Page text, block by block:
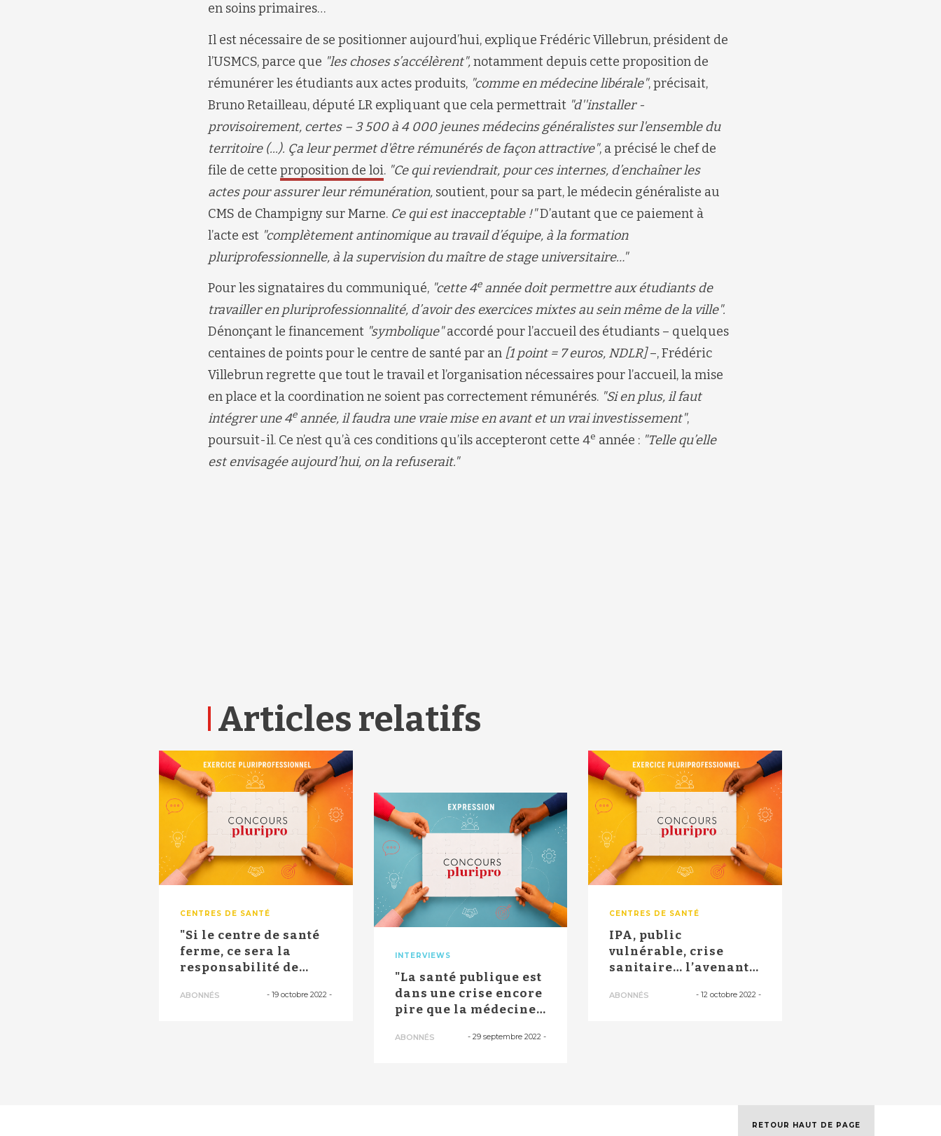
en soins primaires…
Il est nécessaire de se positionner aujourd’hui, explique Frédéric Villebrun, président de
l’USMCS, parce que "les choses s’accélèrent",notamment depuis cette proposition de
rémunérer les étudiants aux actes produits, "comme en médecine libérale", précisait,
Bruno Retailleau, député LR expliquant que cela permettrait "d''installer -
provisoirement, certes – 3 500 à 4 000 jeunes médecins généralistes sur l'ensemble du
territoire (...). Ça leur permet d'être rémunérés de façon attractive", a précisé le chef de
file de cette proposition de loi. "Ce qui reviendrait, pour ces internes, d’enchaîner les
actes pour assurer leur rémunération, soutient, pour sa part, le médecin généraliste au
CMS de Champigny sur Marne. Ce qui est inacceptable !"D’autant que ce paiement à
l’acte est "complètement antinomique au travail d’équipe, à la formation
pluriprofessionnelle, à la supervision du maître de stage universitaire…"
Pour les signataires du communiqué, "cette 4eannée doit permettre aux étudiants de
travailler en pluriprofessionnalité, d’avoir des exercices mixtes au sein même de la ville".
Dénonçant le financement "symbolique"accordé pour l’accueil des étudiants – quelques
centaines de points pour le centre de santé par an [1 point = 7 euros, NDLR]–, Frédéric
Villebrun regrette que tout le travail et l’organisation nécessaires pour l’accueil, la mise
en place et la coordination ne soient pas correctement rémunérés. "Si en plus, il faut
intégrer une 4eannée, il faudra une vraie mise en avant et un vrai investissement",
poursuit-il. Ce n’est qu’à ces conditions qu’ils accepteront cette 4e année : "Telle qu’elle
est envisagée aujourd’hui, on la refuserait."
Articles relatifs
CENTRES DE SANTÉ
"Si le centre de santé
ferme, ce sera la
responsabilité de
ABONNÉS - 19 octobre 2022-
INTERVIEWS
"La santé publique est
dans une crise encore
pire que la médecine
ABONNÉS -29 septembre 2022 -
CENTRES DE SANTÉ
IPA, public
vulnérable, crise
sanitaire… l’avenant 4
ABONNÉS - 12 octobre 2022 -
RETOUR HAUT DE PAGE